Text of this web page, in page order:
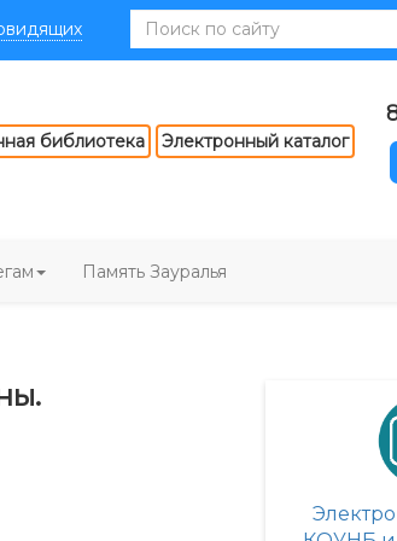
библиотека Электронный каталог
Память Зауралья